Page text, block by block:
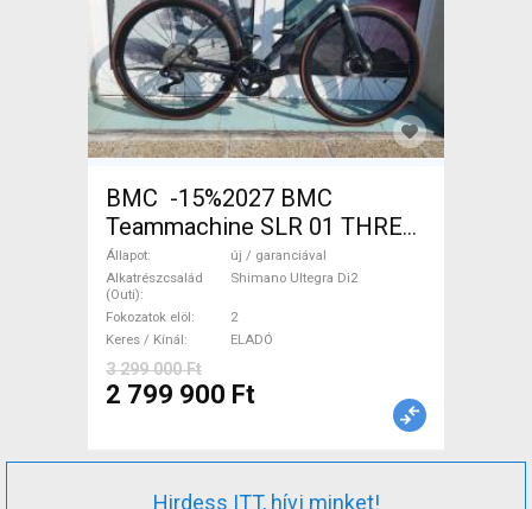
BMC -15%2027 BMC
Teammachine SLR 01 THREE
Ultegra Di2 Országúti
Shimano Ultegra Di2 tárcsafék
új / garanciával ELADÓ
Állapot
új / garanciával
Alkatrészcsalád
(Outi)
Shimano Ultegra Di2
Fokozatok elöl
2
Keres / Kínál
ELADÓ
3 299 000 Ft
2 799 900 Ft
Hirdess ITT, hívj minket!